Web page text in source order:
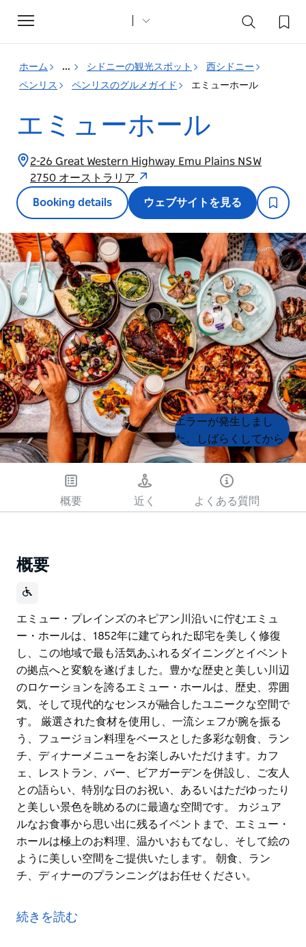
Toggle
navigation
ホーム ... シドニーの観光スポット
西シドニー
ペンリス
ペンリスのグルメガイド エミューホール
エミューホール
2-26 Great Western Highway Emu Plains NSW
2750 オーストラリア
Booking details ウェブサイトを見る
Product
List
Product
List
エラーが発生しまし
た。しばらくしてから
もう一度試してくださ
概要 近く よくある質問
概要
エミュー・プレインズのネピアン川沿いに佇むエミュ
ー・ホールは、1852年に建てられた邸宅を美しく修復
し、この地域で最も活気あふれるダイニングとイベント
の拠点へと変貌を遂げました。豊かな歴史と美しい川辺
のロケーションを誇るエミュー・ホールは、歴史、雰囲
気、そして現代的なセンスが融合したユニークな空間で
す。 厳選された食材を使用し、一流シェフが腕を振る
う、フュージョン料理をベースとした多彩な朝食、ラン
チ、ディナーメニューをお楽しみいただけます。カフ
ェ、レストラン、バー、ビアガーデンを併設し、ご友人
との語らい、特別な日のお祝い、あるいはただゆったり
と美しい景色を眺めるのに最適な空間です。 カジュア
ルなお食事から思い出に残るイベントまで、エミュー・
ホールは極上のお料理、温かいおもてなし、そして絵の
ように美しい空間をご提供いたします。 朝食、ラン
チ、ディナーのプランニングはお任せください。
ー・ホールは、1852年に建てられた邸宅を美しく修復
し、この地域で最も活気あふれるダイニングとイベント
続きを読む